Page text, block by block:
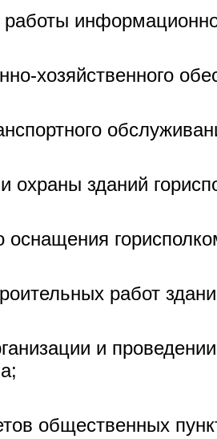
работы
хозяйственного
охраны зданий
оснащения
работ
и
общественных